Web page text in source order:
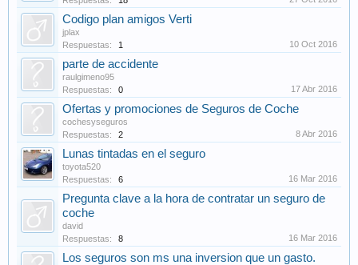
Codigo plan amigos Verti
jplax
Respuestas:
1 10 Oct 2016
parte de accidente
raulgimeno95
Respuestas:
0 17 Abr 2016
Ofertas y promociones de Seguros de Coche
cochesyseguros
Respuestas:
2 8 Abr 2016
Lunas tintadas en el seguro
toyota520
Respuestas:
6 16 Mar 2016
Pregunta clave a la hora de contratar un seguro de
coche
david
Respuestas:
8 16 Mar 2016
Los seguros son ms una inversion que un gasto.